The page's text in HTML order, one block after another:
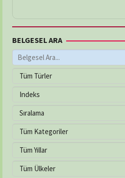
BELGESEL ARA